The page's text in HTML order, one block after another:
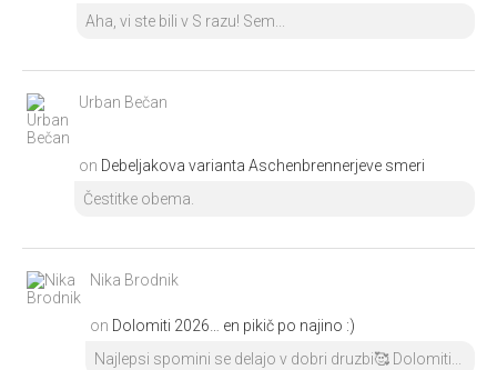
Aha, vi ste bili v S razu! Sem...
Urban Bečan
on Debeljakova varianta Aschenbrennerjeve smeri
Čestitke obema.
Nika Brodnik
on Dolomiti 2026… en pikič po najino :)
Najlepsi spomini se delajo v dobri druzbi🥰 Dolomiti...